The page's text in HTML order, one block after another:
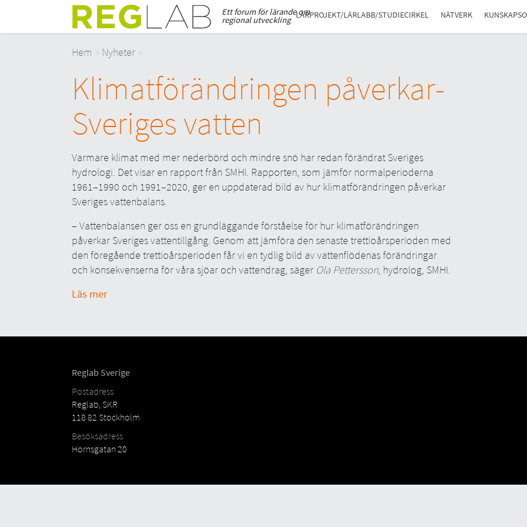
LÄRPROJEKT/LÄRLABB/STUDIECIRKEL NÄTVERK
Ett forum för lärande om
regional utveckling
Hem Nyheter
Klimatförändringen påverkar­
Sveriges vatten
Varmare klimat med mer nederbörd och mindre snö har redan förändrat Sveriges
hydrologi. Det visar en rapport från SMHI. Rapporten, som jämför normalperioderna
1961–1990 och 1991–2020, ger en uppdaterad bild av hur klimatförändringen påverkar
Sveriges vattenbalans.
– Vattenbalansen ger oss en grundläggande förståelse för hur klimatförändringen
påverkar Sveriges vattentillgång. Genom att jämföra den senaste trettioårsperioden med
den föregående trettioårsperioden får vi en tydlig bild av vattenflödenas förändringar
och konsekvenserna för våra sjöar och vattendrag, säger Ola Pettersson, hydrolog, SMHI.
Läs mer
Reglab Sverige
Postadress
Reglab, SKR
118 82 Stockholm
Besöksadress
Hornsgatan 20